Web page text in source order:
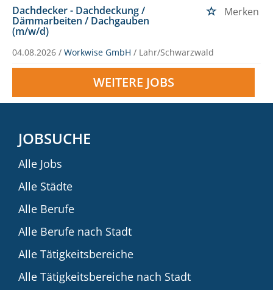
Dachdecker - Dachdeckung /
Dämmarbeiten / Dachgauben
(m/w/d)
Merken
04.08.2026 / Workwise GmbH / Lahr/Schwarzwald
WEITERE JOBS
JOBSUCHE
Alle Jobs
Alle Städte
Alle Berufe
Alle Berufe nach Stadt
Alle Tätigkeitsbereiche
Alle Tätigkeitsbereiche nach Stadt